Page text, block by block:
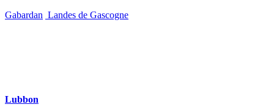
Gabardan Landes de Gascogne
Lubbon